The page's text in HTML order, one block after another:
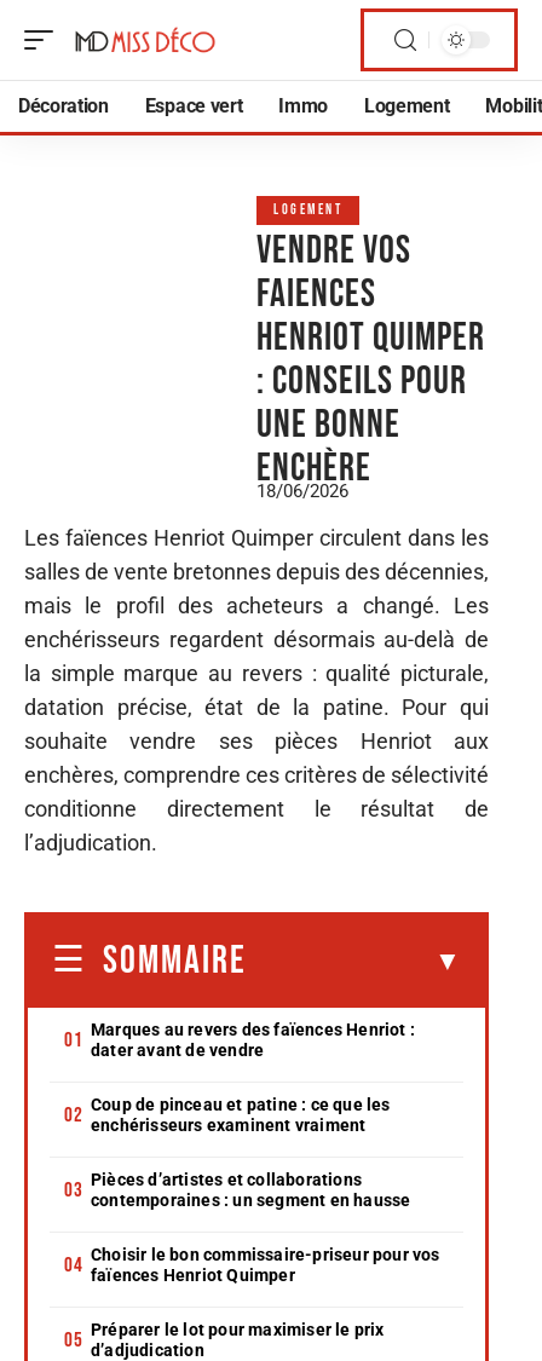
Décoration Espace vert Immo Logement
LOGEMENT
Vendre vos
faiences
Henriot Quimper
: conseils pour
une bonne
enchère
18/06/2026
Les faïences Henriot Quimper circulent dans les
salles de vente bretonnes depuis des décennies,
mais le profil des acheteurs a changé. Les
enchérisseurs regardent désormais au-delà de
la simple marque au revers : qualité picturale,
datation précise, état de la patine. Pour qui
souhaite vendre ses pièces Henriot aux
enchères, comprendre ces critères de sélectivité
conditionne directement le résultat de
l’adjudication.
SOMMAIRE
Marques au revers des faïences Henriot :
dater avant de vendre
Coup de pinceau et patine : ce que les
enchérisseurs examinent vraiment
Pièces d’artistes et collaborations
contemporaines : un segment en hausse
Choisir le bon commissaire-priseur pour vos
faïences Henriot Quimper
Préparer le lot pour maximiser le prix
d’adjudication